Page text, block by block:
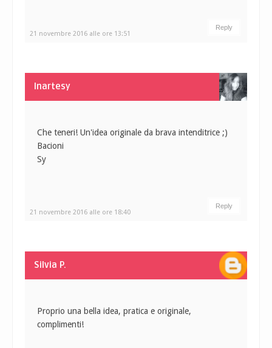
21 novembre 2016 alle ore 13:51
Reply
Inartesy
21 novembre 2016 alle ore 18:40
Che teneri! Un'idea originale da brava intenditrice ;)
Bacioni
Sy
Reply
Silvia P.
Proprio una bella idea, pratica e originale,
complimenti!